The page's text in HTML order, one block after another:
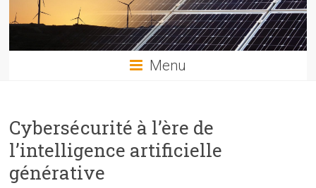
des
sciences
les
sciences
et
les
Menu
Cybersécurité à l’ère de
l’intelligence artificielle
générative